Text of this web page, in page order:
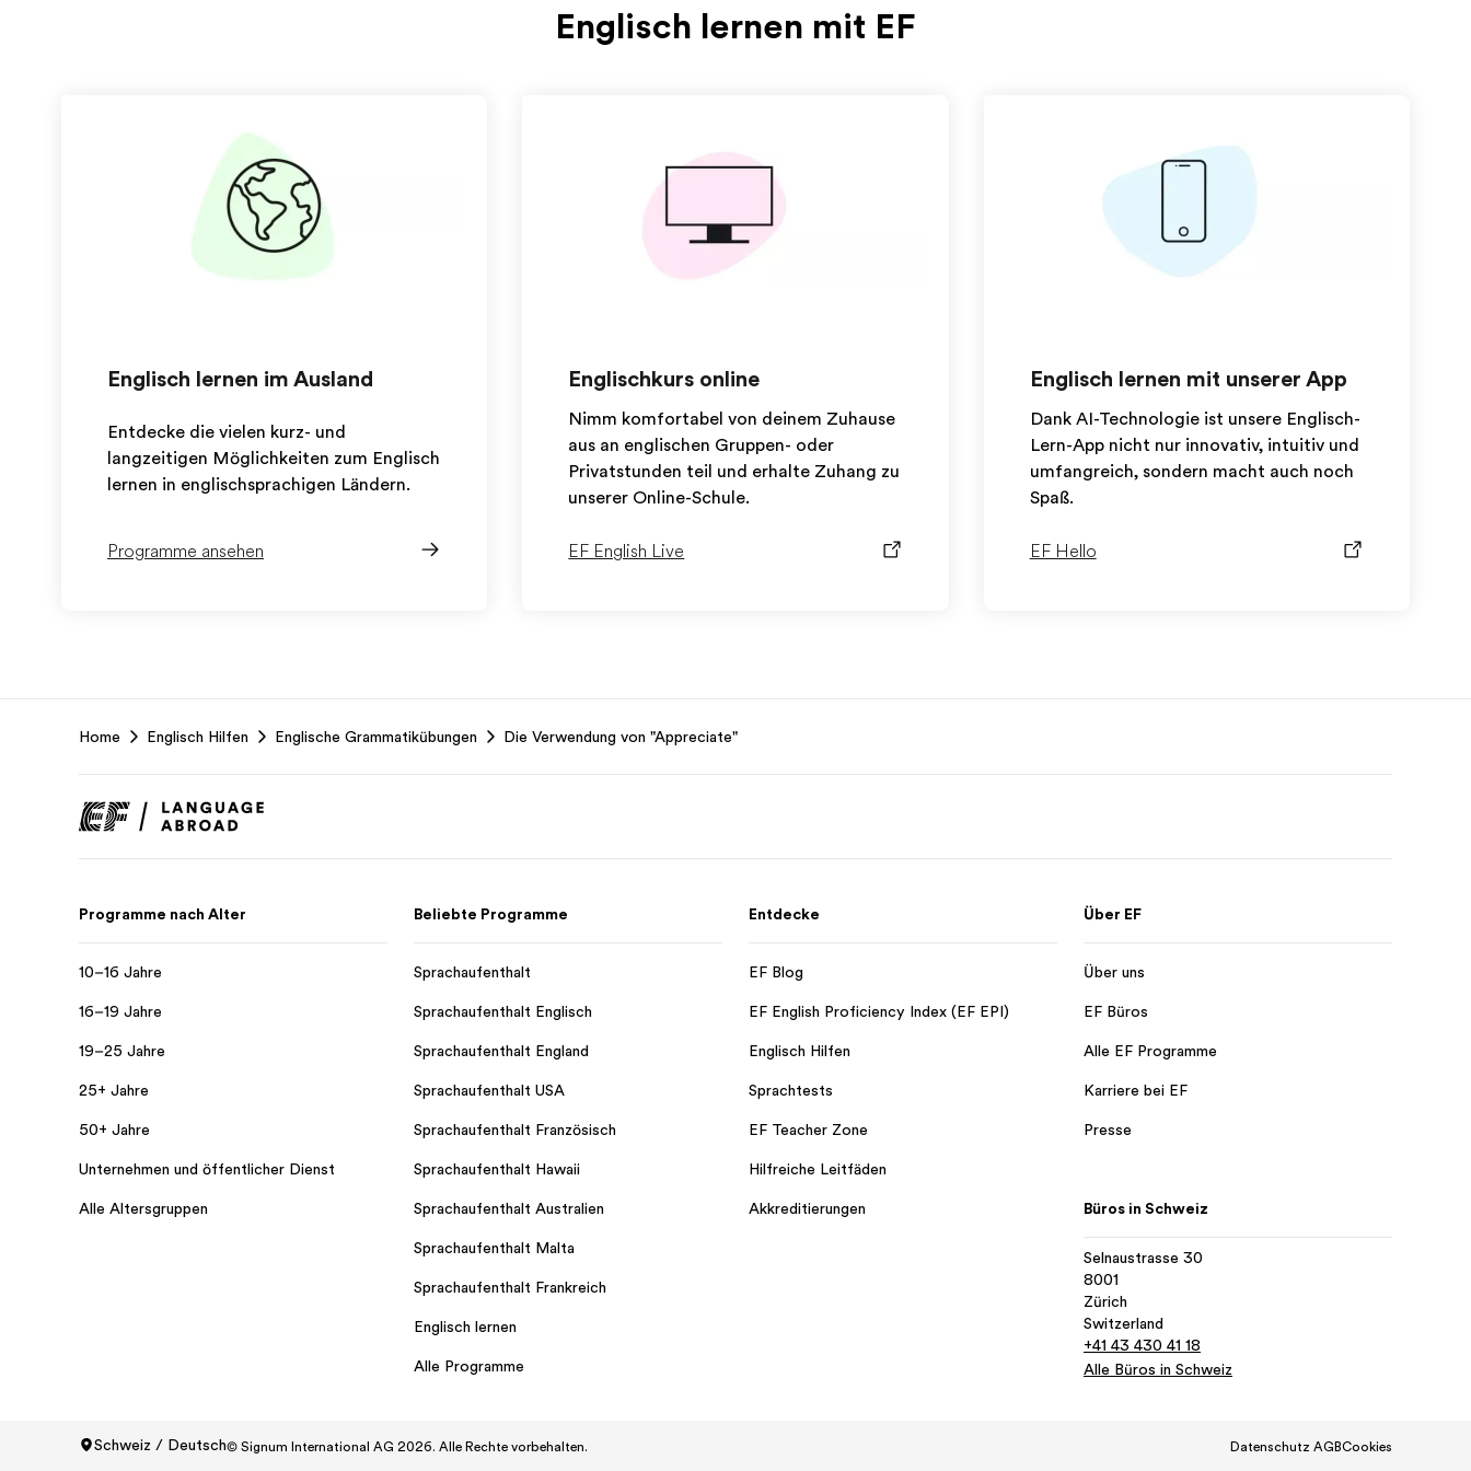
Englisch lernen mit EF
Englisch lernen im Ausland
Entdecke die vielen kurz- und
langzeitigen Möglichkeiten zum Englisch
lernen in englischsprachigen Ländern.
Programme ansehen
Englischkurs online
Nimm komfortabel von deinem Zuhause
aus an englischen Gruppen- oder
Privatstunden teil und erhalte Zuhang zu
unserer Online-Schule.
EF English Live
Englisch lernen mit unserer App
Dank AI-Technologie ist unsere Englisch-
Lern-App nicht nur innovativ, intuitiv und
umfangreich, sondern macht auch noch
Spaß.
EF Hello
Home Englisch Hilfen Englische Grammatikübungen Die Verwendung von "Appreciate"
Programme nach Alter
10–16 Jahre
16–19 Jahre
19–25 Jahre
25+ Jahre
50+ Jahre
Unternehmen und öffentlicher Dienst
Alle Altersgruppen
Beliebte Programme
Sprachaufenthalt
Sprachaufenthalt Englisch
Sprachaufenthalt England
Sprachaufenthalt USA
Sprachaufenthalt Französisch
Sprachaufenthalt Hawaii
Sprachaufenthalt Australien
Sprachaufenthalt Malta
Sprachaufenthalt Frankreich
Englisch lernen
Alle Programme
Entdecke
EF Blog
EF English Proficiency Index (EF EPI)
Englisch Hilfen
Sprachtests
EF Teacher Zone
Hilfreiche Leitfäden
Akkreditierungen
Über EF
Über uns
EF Büros
Alle EF Programme
Karriere bei EF
Presse
Büros in Schweiz
Selnaustrasse 30
8001
Zürich
Switzerland
+41 43 430 41 18
Alle Büros in Schweiz
Schweiz / Deutsch© Signum International AG 2026. Alle Rechte vorbehalten. Datenschutz AGBCookies